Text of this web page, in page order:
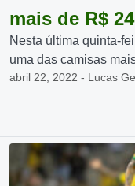
mais de R$
Nesta última quinta-
uma das camisas
abril 22, 2022 - Lucas